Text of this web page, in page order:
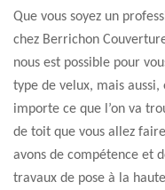
Que vous soyez un
chez Berrichon
nous est possible pour
type de velux, mais
importe ce que l’on va
de toit que vous allez
avons de compétence et
travaux de pose à la